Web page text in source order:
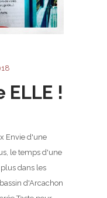
ELLE !
Envie d'une
le temps d'une
dans les
d'Arcachon